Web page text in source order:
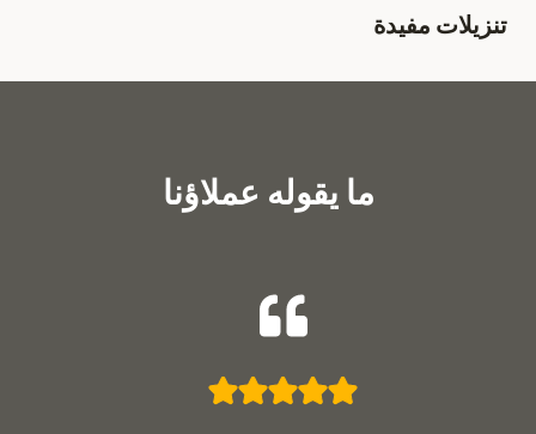
تنزيلات مفيدة
ما يقوله عملاؤنا